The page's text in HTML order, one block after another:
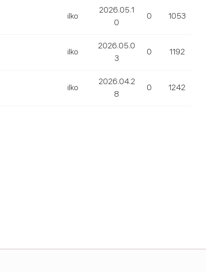
ilko
2026.05.1
0
0 1053
ilko
2026.05.0
3
0 1192
ilko
2026.04.2
8
0 1242